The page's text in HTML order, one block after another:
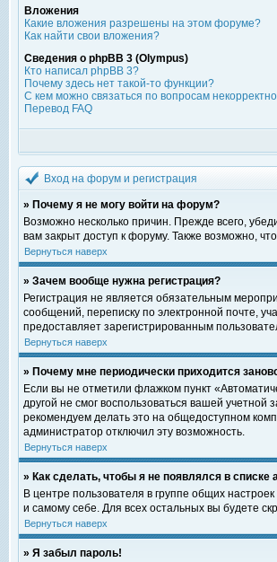
Вложения
Какие вложения разрешены на этом форуме?
Как найти свои вложения?
Сведения о phpBB 3 (Olympus)
Кто написал phpBB 3?
Почему здесь нет такой-то функции?
С кем можно связаться по вопросам
Перевод FAQ
Вход на форум и регистрация
» Почему я не могу войти на форум?
Возможно несколько причин. Прежде всего,
вам закрыт доступ к форуму. Также возможно,
Вернуться наверх
» Зачем вообще нужна регистрация?
Регистрация не является обязательным
сообщений, переписку по электронной почте,
предоставляет зарегистрированным
Вернуться наверх
» Почему мне периодически приходится
Если вы не отметили флажком пункт
другой не смог воспользоваться вашей
рекомендуем делать это на общедоступном
администратор отключил эту возможность.
Вернуться наверх
» Как сделать, чтобы я не появлялся в списке
В центре пользователя в группе общих
и самому себе. Для всех остальных вы будете
Вернуться наверх
» Я забыл пароль!